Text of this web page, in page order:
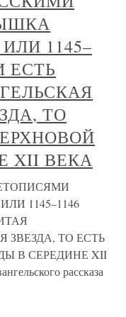
1145–
ЕСТЬ
ТО
XII ВЕКА
1145–1146
ТО ЕСТЬ
В СЕРЕДИНЕ XII
рассказа